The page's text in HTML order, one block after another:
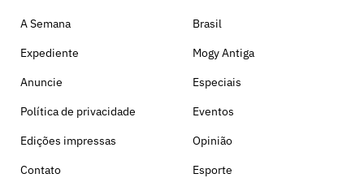
A Semana
Expediente
Anuncie
Política de privacidade
Edições impressas
Contato
Brasil
Mogy Antiga
Especiais
Eventos
Opinião
Esporte